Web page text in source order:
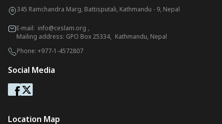
345 Ramchandra Marg, Battisputali, Kathmandu - 9, Nepal
E-mail: info@ceslam.org ,
Mailing address: GPO Box 25334, Kathmandu, Nepal
Phone: +977-1-4572807
Social Media
Location Map